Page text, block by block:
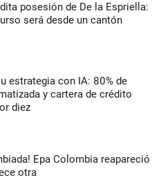
posesión de De la Espriella:
será desde un cantón
estrategia con IA: 80% de
y cartera de crédito
diez
Epa Colombia reapareció
otra